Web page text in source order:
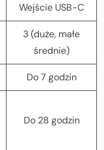
Wejście USB-C
3 (duże, małe
średnie)
Do 7 godzin
Do 28 godzin